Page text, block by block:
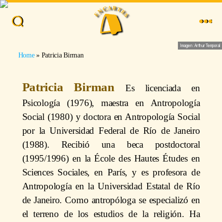
Imagen: Arthur Temporal
Home» Patricia Birman
Patricia Birman
Es licenciada en
Psicología (1976), maestra en Antropología
Social (1980) y doctora en Antropología Social
por la Universidad Federal de Río de Janeiro
(1988). Recibió una beca postdoctoral
(1995/1996) en la École des Hautes Études en
Sciences Sociales, en París, y es profesora de
Antropología en la Universidad Estatal de Río
de Janeiro. Como antropóloga se especializó en
el terreno de los estudios de la religión. Ha